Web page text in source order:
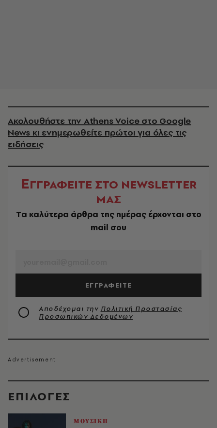
EΠΙΛΟΓΈΣ
ΜΟΥΣΙΚΗ
Ακολουθήστε την Athens Voice στο Google
News κι ενημερωθείτε πρώτοι για όλες τις
ειδήσεις
ΕΓΓΡΑΦΕΙΤΕ ΣΤΟ NEWSLETTER
ΜΑΣ
Tα καλύτερα άρθρα της ημέρας έρχονται στο
mail σου
ΕΓΓΡΑΦΕΙΤΕ
Αποδέχομαι την Πολιτική Προστασίας
Προσωπικών Δεδομένων